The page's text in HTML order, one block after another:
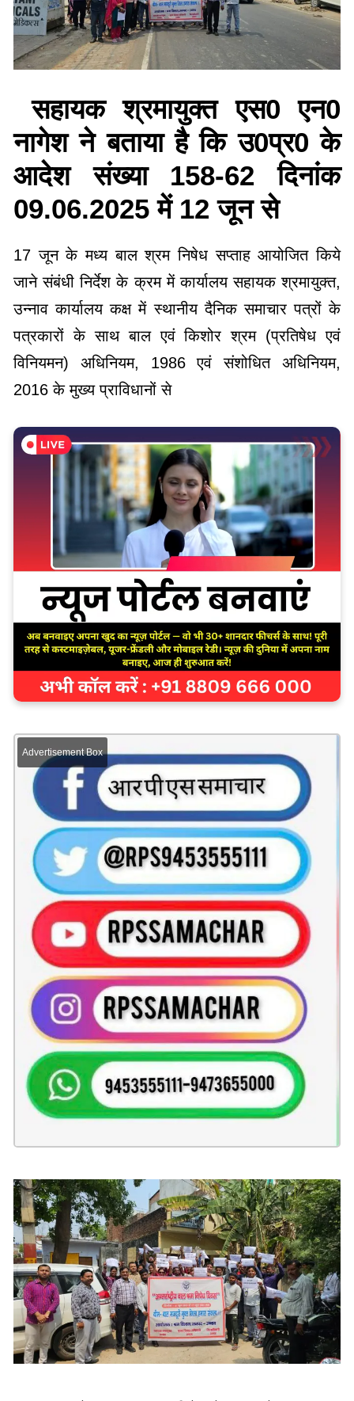
सहायक श्रमायुक्त एस0 एन0
नागेश ने बताया है कि उ0प्र0 के
आदेश संख्या 158-62 दिनांक
09.06.2025 में 12 जून से
17 जून के मध्य बाल श्रम निषेध सप्ताह आयोजित किये
जाने संबंधी निर्देश के क्रम में कार्यालय सहायक श्रमायुक्त,
उन्नाव कार्यालय कक्ष में स्थानीय दैनिक समाचार पत्रों के
पत्रकारों के साथ बाल एवं किशोर श्रम (प्रतिषेध एवं
विनियमन) अधिनियम, 1986 एवं संशोधित अधिनियम,
2016 के मुख्य प्राविधानों से
Advertisement Box